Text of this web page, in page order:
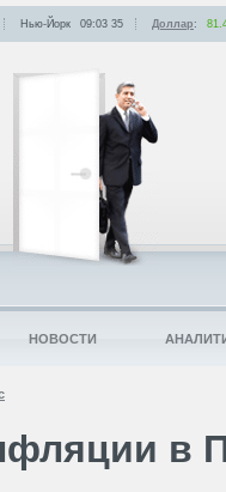
в
Нью-Йорк 09:03 35 Доллар:
НОВОСТИ